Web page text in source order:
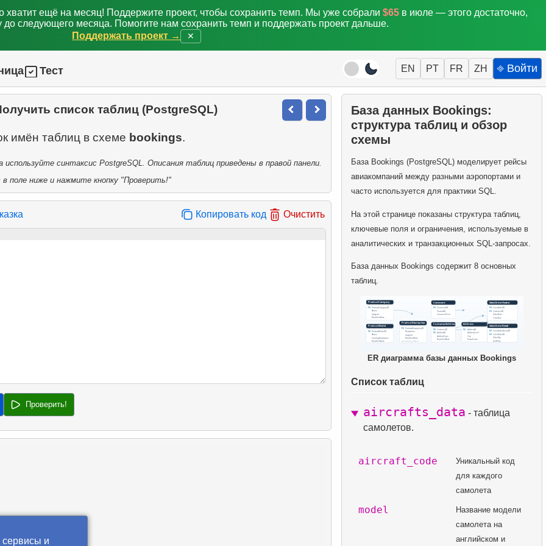
хватит ещё на месяц! Поддержите проект, чтобы сохранить темп. Мы уже собрали $65 в июле — этого достаточно,
до следующего месяца. Помогите нам сохранить темп и поддержать проект дальше.
Поддержать проект →
✕
Тест EN PT FR ZH ⎆ Войти
список таблиц (PostgreSQL)
имён таблиц в схеме bookings
синтаксис PostgreSQL. Описания таблиц приведены в правой панели.
поле ниже и нажмите кнопку "Проверить!"
Копировать код Очистить
Проверить!
База данных Bookings:
структура таблиц и обзор
схемы
База Bookings (PostgreSQL) моделирует рейсы
авиакомпаний между разными аэропортами и
часто используется для практики SQL.
На этой странице показаны структура таблиц,
ключевые поля и ограничения, используемые в
аналитических и транзакционных SQL-запросах.
База данных Bookings содержит 8 основных
таблиц.
ER диаграмма базы данных Bookings
Список таблиц
aircrafts_data - таблица
самолетов.
aircraft_code
Уникальный код
для каждого
самолета
model
Название модели
самолета на
английском и
сервисы и